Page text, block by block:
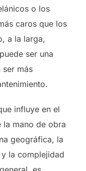
o los
caros que los
a la larga,
ser una
ser más
influye en el
mano de obra
geográfica, la
la complejidad